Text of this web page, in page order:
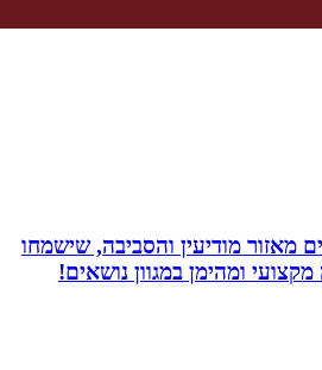
מודיעין והסביבה, שישמחו
ומהימן במגוון נושאים!